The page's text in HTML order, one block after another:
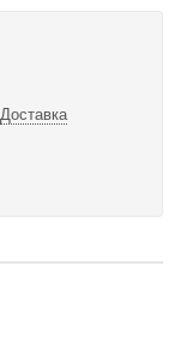
Доставка